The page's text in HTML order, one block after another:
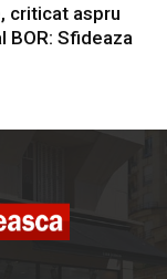
criticat aspru
BOR: Sfideaza